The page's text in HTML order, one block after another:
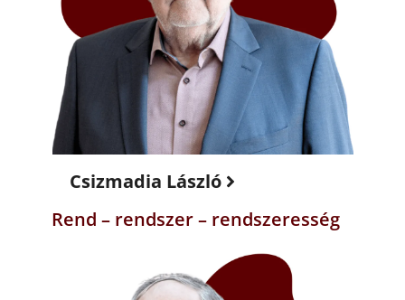
Csizmadia László
Rend – rendszer – rendszeresség